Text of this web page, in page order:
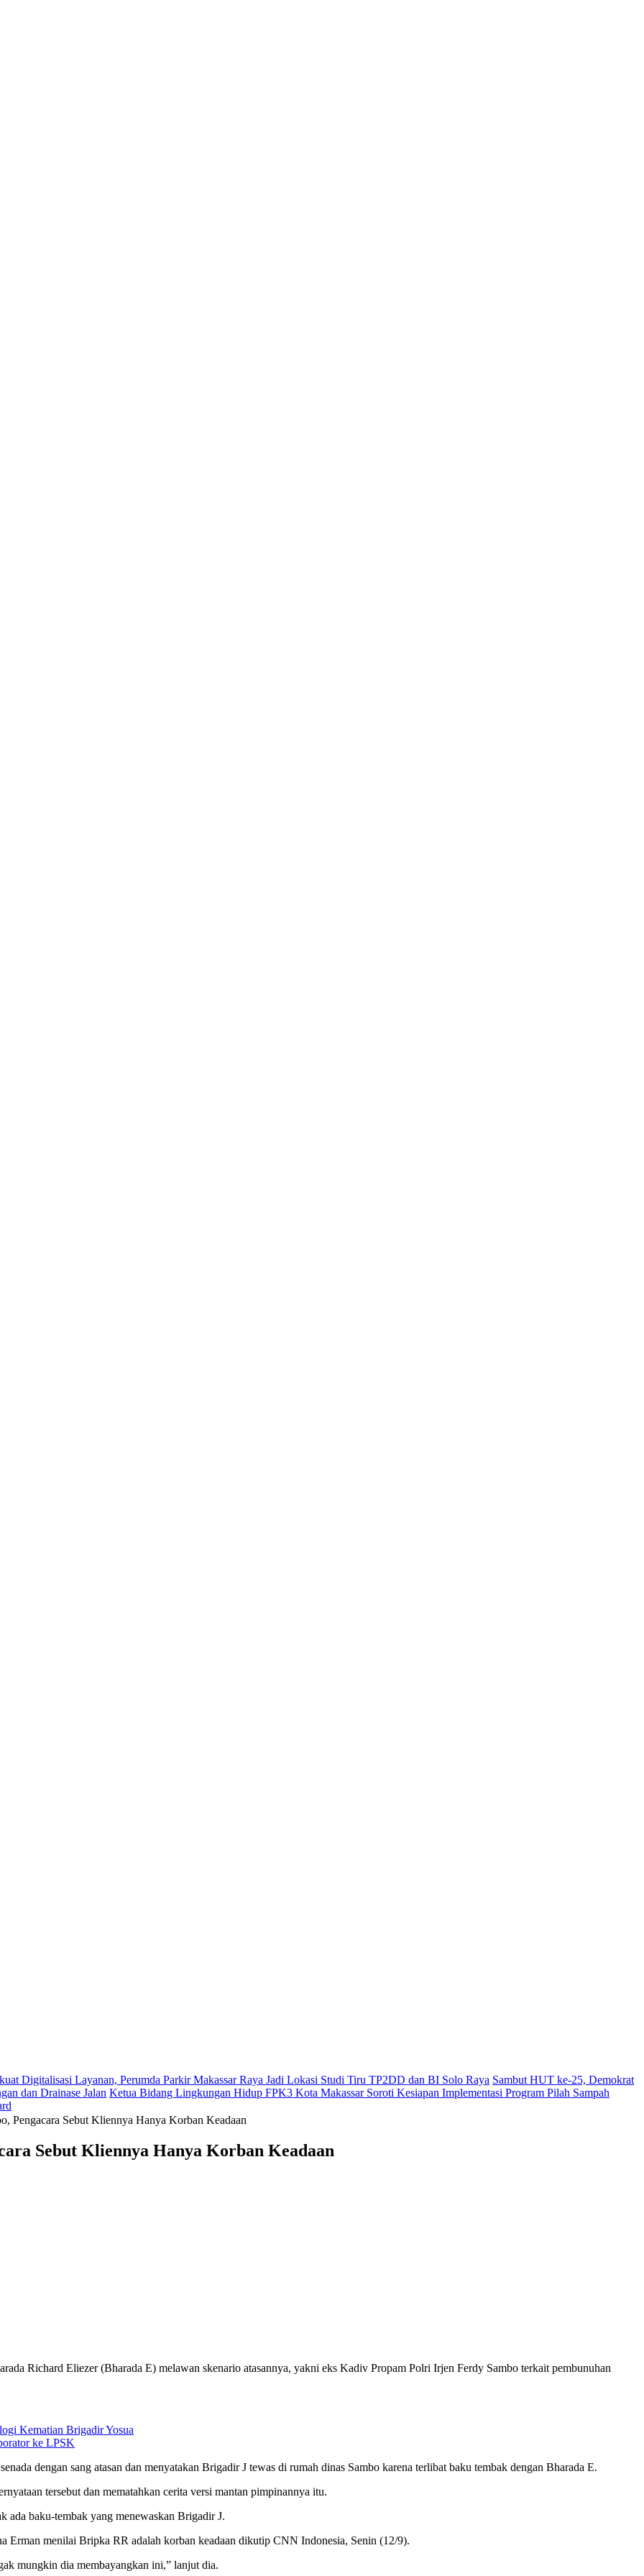
Digitalisasi Layanan, Perumda Parkir Makassar Raya Jadi Lokasi Studi Tiru TP2DD dan BI Solo Raya Sambut HUT ke-25, Demokrat
dan Drainase Jalan Ketua Bidang Lingkungan Hidup FPK3 Kota Makassar Soroti Kesiapan Implementasi Program Pilah Sampah
Pengacara Sebut Kliennya Hanya Korban Keadaan
Sebut Kliennya Hanya Korban Keadaan
Richard Eliezer (Bharada E) melawan skenario atasannya, yakni eks Kadiv Propam Polri Irjen Ferdy Sambo terkait pembunuhan
Kematian Brigadir Yosua
ke LPSK
dengan sang atasan dan menyatakan Brigadir J tewas di rumah dinas Sambo karena terlibat baku tembak dengan Bharada E.
tersebut dan mematahkan cerita versi mantan pimpinannya itu.
ada baku-tembak yang menewaskan Brigadir J.
Erman menilai Bripka RR adalah korban keadaan dikutip CNN Indonesia, Senin (12/9).
mungkin dia membayangkan ini,” lanjut dia.